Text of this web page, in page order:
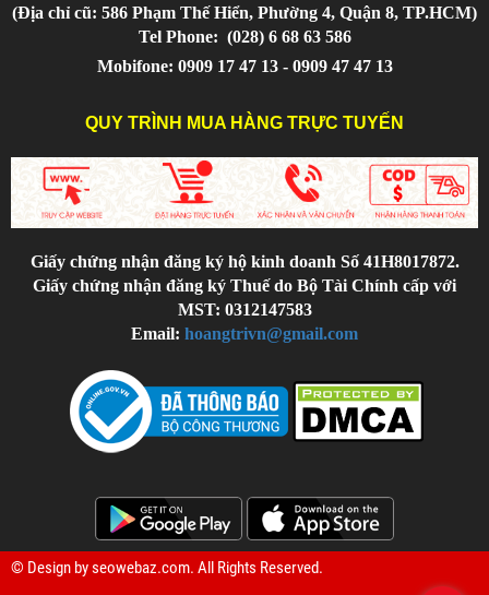
(Địa chỉ cũ: 586 Phạm Thế Hiển, Phường 4, Quận 8, TP.HCM)
Tel Phone: (028) 6 68 63 586
Mobifone: 0909 17 47 13 - 0909 47 47 13
QUY TRÌNH MUA HÀNG TRỰC TUYẾN
Giấy chứng nhận đăng ký hộ kinh doanh Số 41H8017872.
Giấy chứng nhận đăng ký Thuế do Bộ Tài Chính cấp với
MST: 0312147583
Email: hoangtrivn@gmail.com
© Design byseowebaz.com. All Rights Reserved.